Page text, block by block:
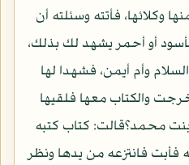
وكلائها، فأتته وسئلته أن
أو أحمر يشهد لك بذلك،
وأم أيمن، فشهدا لها
والكتاب معها فلقيها
محمد؟قالت: كتاب كتبه
فأبت فانتزعه من يدها ونظر